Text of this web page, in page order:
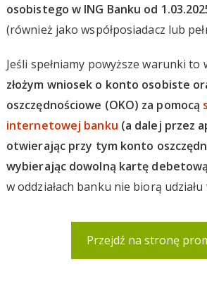
osobistego w ING Banku od
(również jako współposiadacz lub
Jeśli spełniamy powyższe warunki to
złożym wniosek o konto osobiste
oszczędnościowe (OKO) za pomocą
internetowej banku (a dalej przez
otwierając przy tym konto
wybierając dowolną kartę
w oddziałach banku nie biorą
Przejdź na stronę